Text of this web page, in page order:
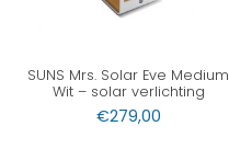
SUNS Mrs. Solar Eve Medium
Wit – solar verlichting
€279,00